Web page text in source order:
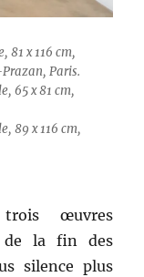
81 x 116 cm,
Paris.
65 x 81 cm,
89 x 116 cm,
trois œuvres
de la fin des
silence plus